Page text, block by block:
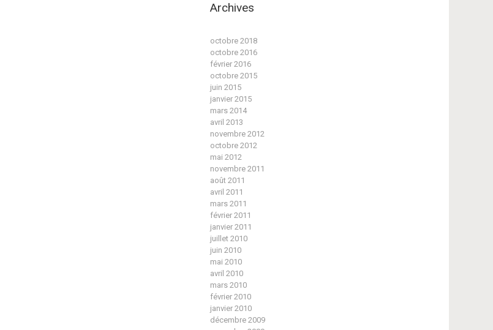
Archives
octobre 2018
octobre 2016
février 2016
octobre 2015
juin 2015
janvier 2015
mars 2014
avril 2013
novembre 2012
octobre 2012
mai 2012
novembre 2011
août 2011
avril 2011
mars 2011
février 2011
janvier 2011
juillet 2010
juin 2010
mai 2010
avril 2010
mars 2010
février 2010
janvier 2010
décembre 2009